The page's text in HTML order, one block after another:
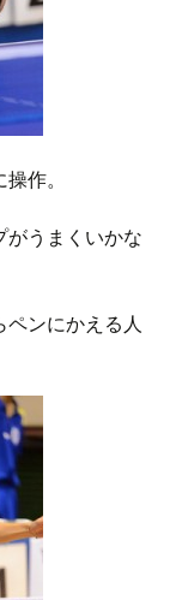
作。
がうまくいかな
ペンにかえる人